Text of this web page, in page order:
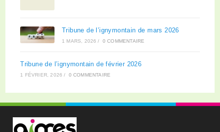
Tribune de l’ignymontain de mars 2026
1 MARS, 2026 / 0 COMMENTAIRE
Tribune de l’ignymontain de février 2026
1 FÉVRIER, 2026 / 0 COMMENTAIRE